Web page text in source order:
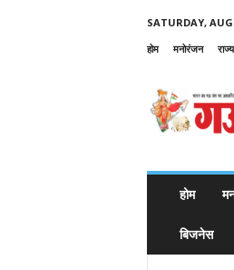
SATURDAY,
होम
मनोरंजन राज्य
u
होम
बिजनेस